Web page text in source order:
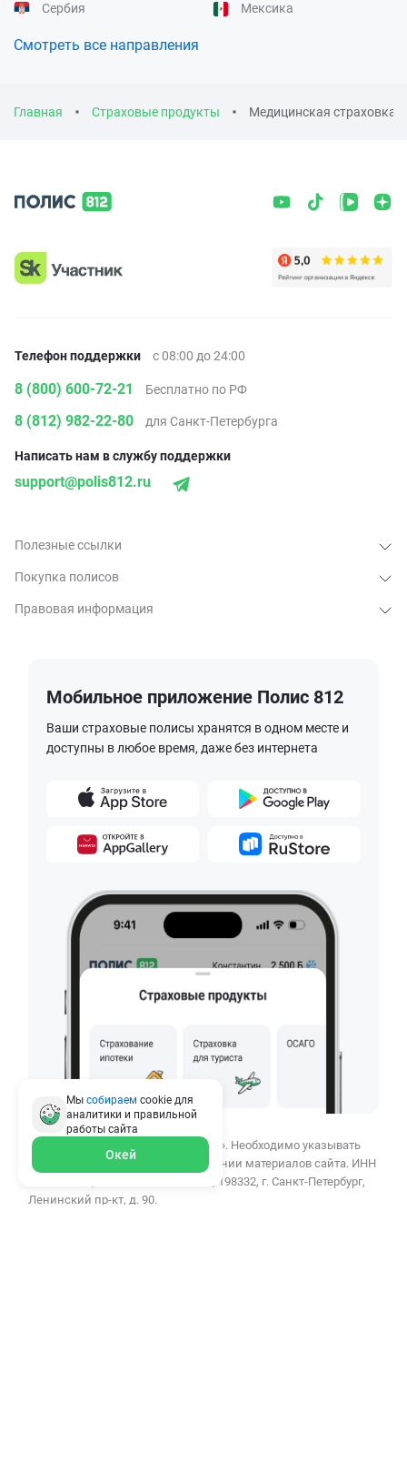
Сербия Мексика
Смотреть все направления
Главная Страховые продукты Медицинская страховка
Полезные ссылки
Покупка полисов
Правовая информация
Телефон поддержки с 08:00 до 24:00
8 (800) 600-72-21 Бесплатно по РФ
8 (812) 982-22-80 для Санкт-Петербурга
Написать нам в службу поддержки
support@polis812.ru
Мобильное приложение Полис 812
Ваши страховые полисы хранятся в одном месте и
доступны в любое время, даже без интернета
© 2010–2026 ООО «СВЦ ПОЛИС812». Необходимо указывать
ссылку polis812.ru при использовании материалов сайта. ИНН
7807384453, ОГРН 1137847389162, 198332, г. Санкт-Петербург,
Ленинский пр-кт, д. 90.
Мы собираем cookie для
аналитики и правильной
работы сайта
Окей